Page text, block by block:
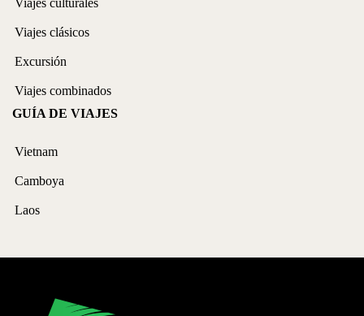
Viajes culturales
Viajes clásicos
Excursión
Viajes combinados
GUÍA DE VIAJES
Vietnam
Camboya
Laos